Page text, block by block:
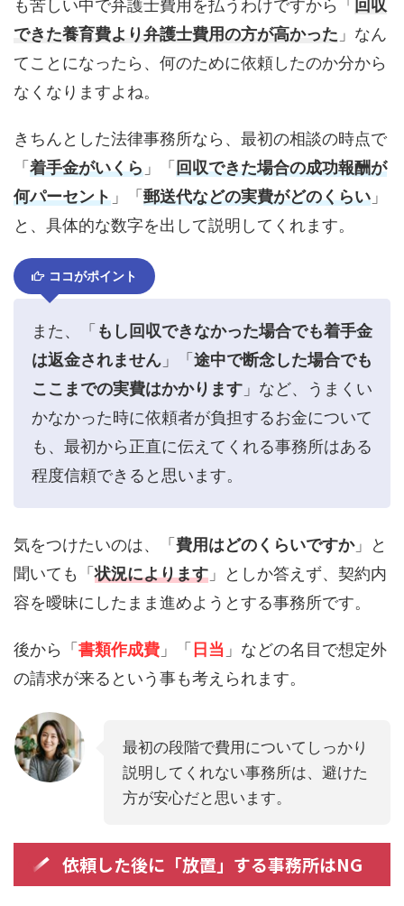
も苦しい中で弁護士費用を払うわけですから「 回収
できた養育費より弁護士費用の方が高かった 」なん
てことになったら、何のために依頼したのか分から
なくなりますよね。
きちんとした法律事務所なら、最初の相談の時点で
「 着手金がいくら 」「 回収できた場合の成功報酬が
何パーセント 」「 郵送代などの実費がどのくらい 」
と、具体的な数字を出して説明してくれます。
ココがポイント
また、「 もし回収できなかった場合でも着手金
は返金されません 」「 途中で断念した場合でも
ここまでの実費はかかります 」など、うまくい
かなかった時に依頼者が負担するお金について
も、最初から正直に伝えてくれる事務所はある
程度信頼できると思います。
気をつけたいのは、「 費用はどのくらいですか」と
聞いても「状況によります 」としか答えず、契約内
容を曖昧にしたまま進めようとする事務所です。
後から「 書類作成費 」「 日当 」などの名目で想定外
の請求が来るという事も考えられます。
最初の段階で費用についてしっかり
説明してくれない事務所は、避けた
方が安心だと思います。
依頼した後に「放置」する事務所はNG